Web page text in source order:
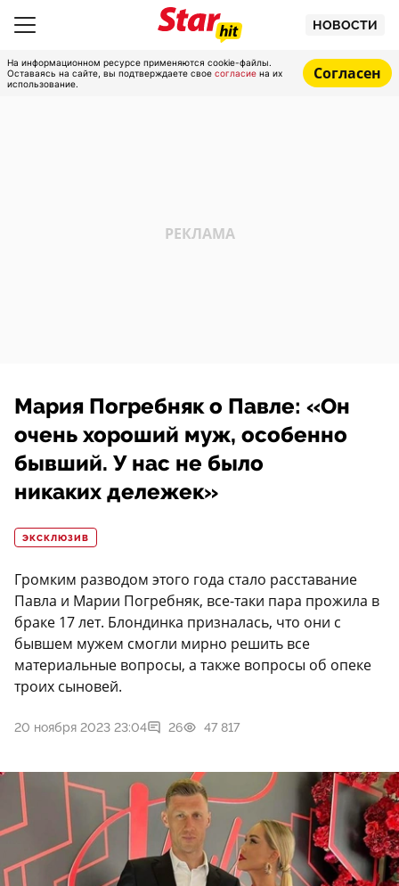
НОВОСТИ
На информационном ресурсе применяются cookie-файлы.
Оставаясь на сайте, вы подтверждаете свое согласие на их
использование.
Согласен
Мария Погребняк о Павле: «Он
очень хороший муж, особенно
бывший. У нас не было
никаких дележек»
ЭКСКЛЮЗИВ
Громким разводом этого года стало расставание
Павла и Марии Погребняк, все-таки пара прожила в
браке 17 лет. Блондинка призналась, что они с
бывшем мужем смогли мирно решить все
материальные вопросы, а также вопросы об опеке
троих сыновей.
20 ноября 2023 23:04 26 47 817